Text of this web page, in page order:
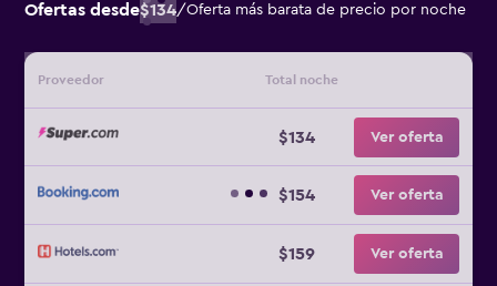
Ofertas desde$134/Oferta más barata de precio por noche
Proveedor Total noche
$134 Ver oferta
$154 Ver oferta
$159 Ver oferta